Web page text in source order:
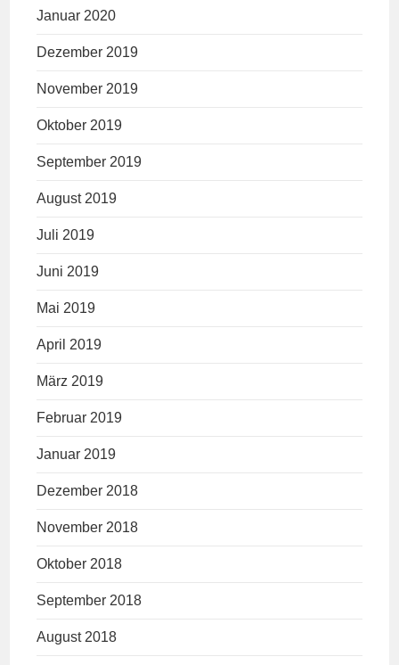
Januar 2020
Dezember 2019
November 2019
Oktober 2019
September 2019
August 2019
Juli 2019
Juni 2019
Mai 2019
April 2019
März 2019
Februar 2019
Januar 2019
Dezember 2018
November 2018
Oktober 2018
September 2018
August 2018